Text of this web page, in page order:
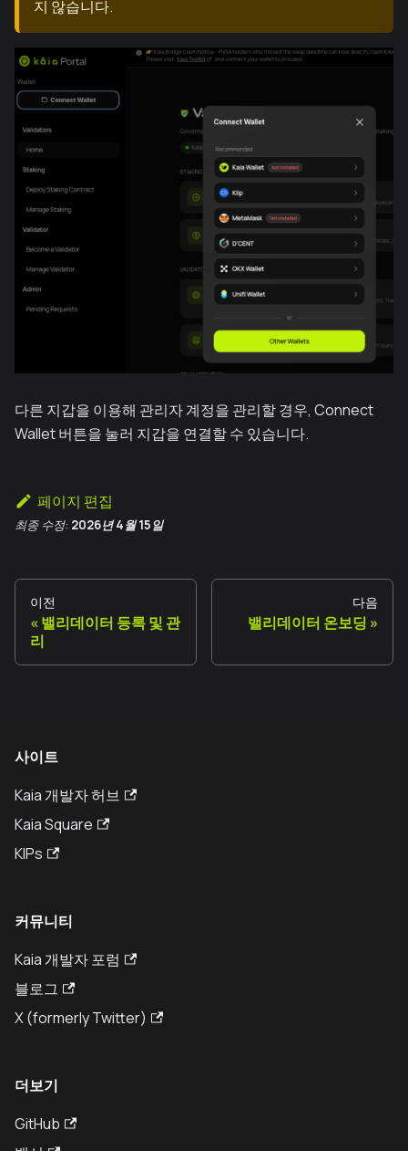
지 않습니다.
다른 지갑을 이용해 관리자 계정을 관리할 경우, Connect
Wallet 버튼을 눌러 지갑을 연결할 수 있습니다.
페이지 편집
최종 수정: 2026년 4월 15일
이전
밸리데이터 등록 및 관
리
다음
밸리데이터 온보딩
사이트
Kaia 개발자 허브
Kaia Square
KIPs
커뮤니티
Kaia 개발자 포럼
블로그
X (formerly Twitter)
더보기
GitHub